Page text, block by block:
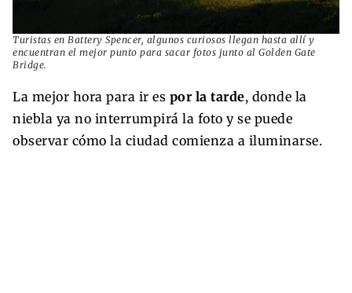
Turistas en Battery Spencer, algunos curiosos llegan hasta allí y
encuentran el mejor punto para sacar fotos junto al Golden Gate
Bridge.
La mejor hora para ir es por la tarde, donde la
niebla ya no interrumpirá la foto y se puede
observar cómo la ciudad comienza a iluminarse.